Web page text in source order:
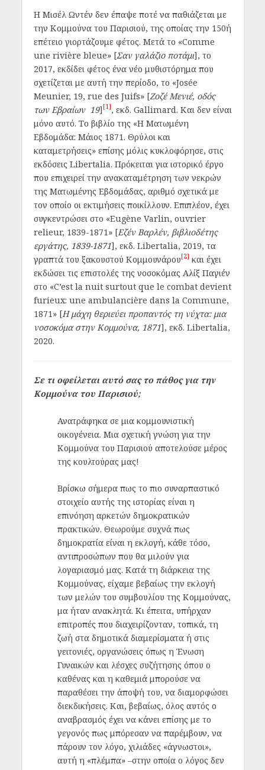
Η Μισέλ Ωντέν δεν έπαψε ποτέ να παθιάζεται με
την Κομμούνα του Παρισιού, της οποίας την 150ή
επέτειο γιορτάζουμε φέτος. Μετά το «Comme
une rivière bleue» [Σαν γαλάζιο ποτάμι], το
2017, εκδίδει φέτος ένα νέο μυθιστόρημα που
σχετίζεται με αυτή την περίοδο, το «Josée
Meunier, 19, rue des Juifs» [Ζοζέ Μενιέ, οδός
των Εβραίων 19][1], εκδ. Gallimard. Και δεν είναι
μόνο αυτό. Το βιβλίο της «Η Ματωμένη
Εβδομάδα: Μάιος 1871. Θρύλοι και
καταμετρήσεις» επίσης μόλις κυκλοφόρησε, στις
εκδόσεις Libertalia. Πρόκειται για ιστορικό έργο
που επιχειρεί την ανακαταμέτρηση των νεκρών
της Ματωμένης Εβδομάδας, αριθμό σχετικά με
τον οποίο οι εκτιμήσεις ποικίλλουν. Επιπλέον, έχει
συγκεντρώσει στο «Eugène Varlin, ouvrier
relieur, 1839-1871» [Εζέν Βαρλέν, βιβλιοδέτης
εργάτης, 1839-1871], εκδ. Libertalia, 2019, τα
γραπτά του ξακουστού Κομμουνάρου[2] και έχει
εκδώσει τις επιστολές της νοσοκόμας Αλίξ Παγιέν
στο «C’est la nuit surtout que le combat devient
furieux: une ambulancière dans la Commune,
1871» [Η μάχη θεριεύει προπαντός τη νύχτα: μια
νοσοκόμα στην Κομμούνα, 1871], εκδ. Libertalia,
2020.
Σε τι οφείλεται αυτό σας το πάθος για την
Κομμούνα του Παρισιού;
Ανατράφηκα σε μια κομμουνιστική
οικογένεια. Μια σχετική γνώση για την
Κομμούνα του Παρισιού αποτελούσε μέρος
της κουλτούρας μας!
Βρίσκω σήμερα πως το πιο συναρπαστικό
στοιχείο αυτής της ιστορίας είναι η
επινόηση αρκετών δημοκρατικών
πρακτικών. Θεωρούμε συχνά πως
δημοκρατία είναι η εκλογή, κάθε τόσο,
αντιπροσώπων που θα μιλούν για
λογαριασμό μας. Κατά τη διάρκεια της
Κομμούνας, είχαμε βεβαίως την εκλογή
των μελών του συμβουλίου της Κομμούνας,
μα ήταν ανακλητά. Κι έπειτα, υπήρχαν
επιτροπές που διαχειρίζονταν, τοπικά, τη
ζωή στα δημοτικά διαμερίσματα ή στις
γειτονιές, οργανώσεις όπως η Ένωση
Γυναικών και λέσχες συζήτησης όπου ο
καθένας και η καθεμιά μπορούσε να
παραθέσει την άποψή του, να διαμορφώσει
διεκδικήσεις. Και, βεβαίως, όλος αυτός ο
αναβρασμός έχει να κάνει επίσης με το
γεγονός πως μπόρεσαν να παρέμβουν, να
πάρουν τον λόγο, χιλιάδες «άγνωστοι»,
αυτή η «πλέμπα» –στην οποία ο λόγος δεν